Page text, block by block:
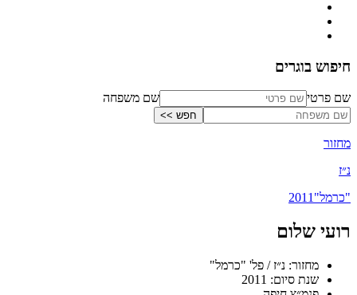
חיפוש בוגרים
שם פרטי שם משפחה
מחזור
נ״ז
"כרמל"2011
רועי שלום
מחזור: נ״ז / פל' "כרמל"
שנת סיום: 2011